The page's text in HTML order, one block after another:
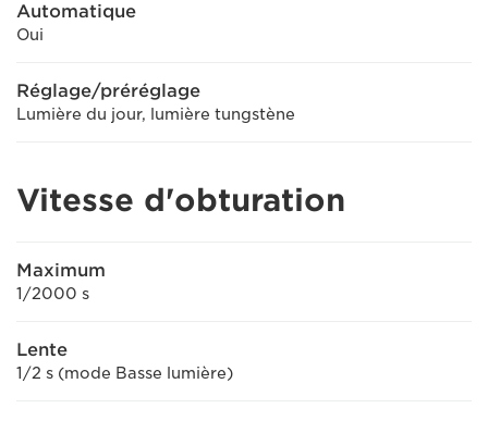
Automatique
Oui
Réglage/préréglage
Lumière du jour, lumière tungstène
Vitesse d'obturation
Maximum
1/2000 s
Lente
1/2 s (mode Basse lumière)